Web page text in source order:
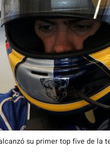
su primer top five de la